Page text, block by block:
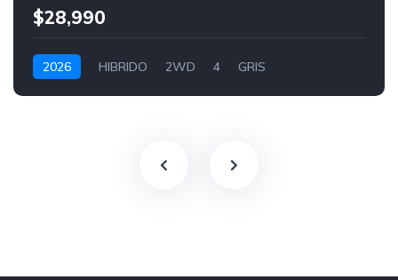
$28,990
2026 HIBRIDO 2WD 4 GRIS